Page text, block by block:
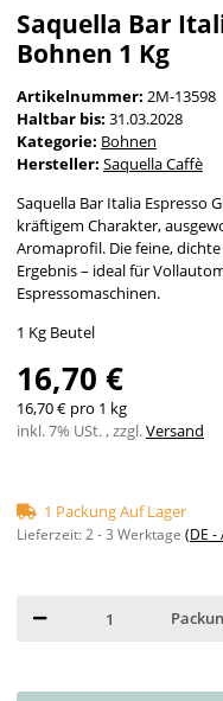
Saquella Bar
Bohnen 1 Kg
Artikelnummer: 2M-13598
Haltbar bis: 31.03.2028
Kategorie: Bohnen
Hersteller: Saquella Caffè
Saquella Bar Italia Espresso
kräftigem Charakter,
Aromaprofil. Die feine,
Ergebnis – ideal für
Espressomaschinen.
1 Kg Beutel
16,70 €
16,70 € pro 1 kg
inkl. 7% USt. , zzgl.Versand
1 Packung Auf Lager
Lieferzeit:2 - 3 Werktage (DE -